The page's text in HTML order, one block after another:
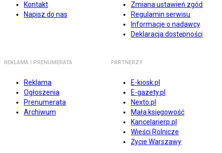
Kontakt
Napisz do nas
Zmiana ustawień zgód
Regulamin serwisu
Informacje o nadawcy
Deklaracja dostępności
REKLAMA I PRENUMERATA
Reklama
Ogłoszenia
Prenumerata
Archiwum
PARTNERZY
E-kiosk.pl
E-gazety.pl
Nexto.pl
Mała księgowość
Kancelarierp.pl
Wieści Rolnicze
Życie Warszawy